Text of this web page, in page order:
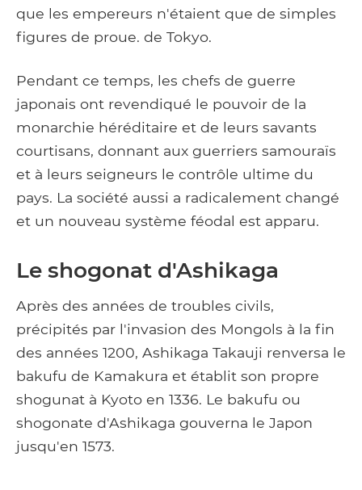
que les empereurs n'étaient que de simples
figures de proue. de Tokyo.
Pendant ce temps, les chefs de guerre
japonais ont revendiqué le pouvoir de la
monarchie héréditaire et de leurs savants
courtisans, donnant aux guerriers samouraïs
et à leurs seigneurs le contrôle ultime du
pays. La société aussi a radicalement changé
et un nouveau système féodal est apparu.
Le shogonat d'Ashikaga
Après des années de troubles civils,
précipités par l'invasion des Mongols à la fin
des années 1200, Ashikaga Takauji renversa le
bakufu de Kamakura et établit son propre
shogunat à Kyoto en 1336. Le bakufu ou
shogonate d'Ashikaga gouverna le Japon
jusqu'en 1573.